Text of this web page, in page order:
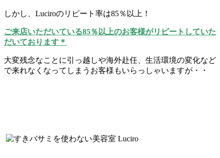
しかし、Luciroのリピート率は85％以上！
ご来店いただいている85％以上のお客様がリピートしていた
だいております＊
大変残念なことに引っ越しや海外赴任、生活環境の変化など
で来れなくなってしまうお客様もいらっしゃいますが・・